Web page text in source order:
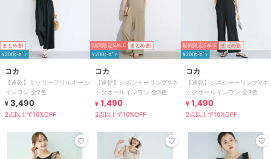
まとめ割
¥200ｸｰﾎﾟﾝ
コカ
【速乾】サッカーフリルオール
インワン 全2色
¥ 3,490
2点以上で10%OFF
期間限定SALE
まとめ割
¥200ｸｰﾎﾟﾝ
コカ
【速乾】シボシャーリングVネ
ックオールインワン 全3色
¥ 1,490
2点以上で10%OFF
期間限定SALE
まとめ割
¥200ｸｰﾎﾟﾝ
コカ
【速乾】シボシャーリングVネ
ックオールインワン 全3色
¥ 1,490
2点以上で10%OFF